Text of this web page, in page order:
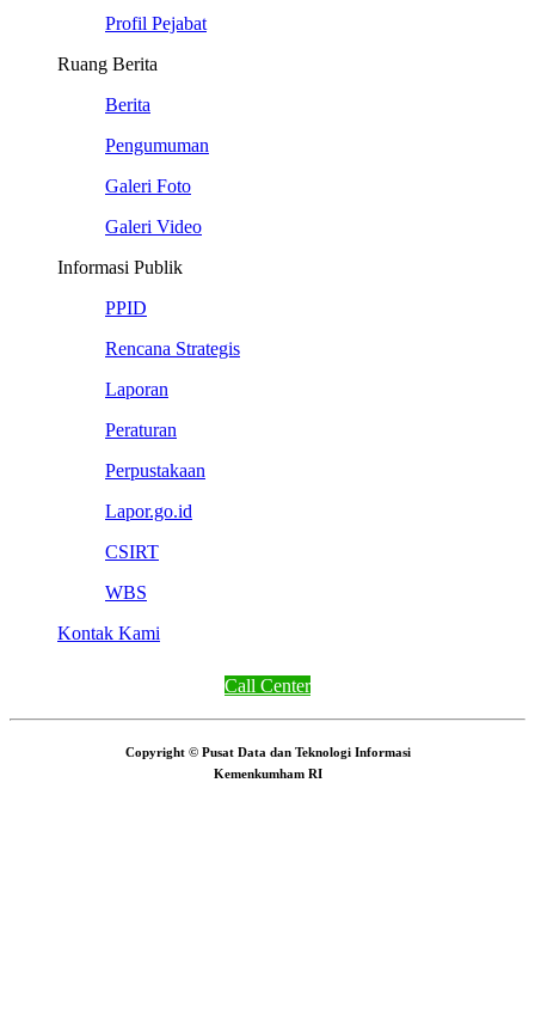
Profil Pejabat
Ruang Berita
Berita
Pengumuman
Galeri Foto
Galeri Video
Informasi Publik
PPID
Rencana Strategis
Laporan
Peraturan
Perpustakaan
Lapor.go.id
CSIRT
WBS
Kontak Kami
Call Center
Copyright © Pusat Data dan Teknologi Informasi
Kemenkumham RI